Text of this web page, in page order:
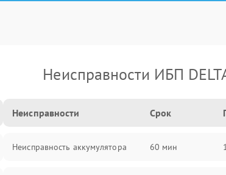
Неисправности ИБП
Неисправности Срок
Неисправность аккумулятора 60 мин